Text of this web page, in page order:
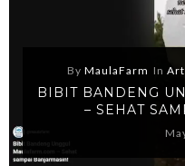
By MaulaFarm In
BIBIT BANDENG
– SEHAT